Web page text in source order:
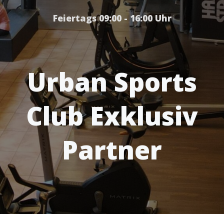
Feiertags 09:00 - 16:00 Uhr
Urban Sports
Club Exklusiv
Partner